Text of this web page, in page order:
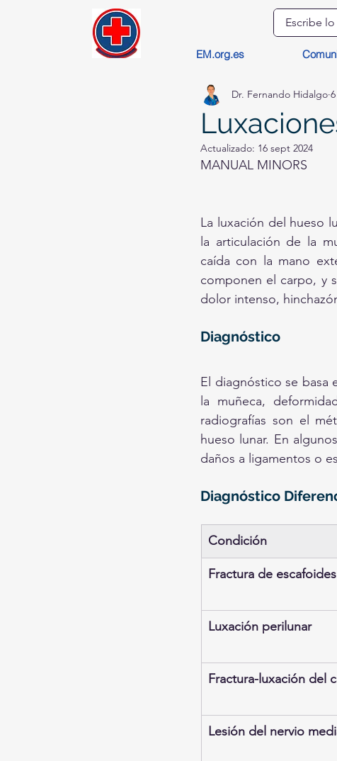
EM.org.es
Dr. Fernando Hidalgo
Actualizado: 16 sept 2024
MANUAL MINORS
La luxación del hueso
la articulación de la
caída con la mano
componen el carpo, y
dolor intenso,
Diagnóstico
El diagnóstico se basa
la muñeca,
radiografías son el
hueso lunar. En
daños a ligamentos o
Diagnóstico
Condición
Fractura de escafoides
Luxación perilunar
Fractura-luxación del
Lesión del nervio